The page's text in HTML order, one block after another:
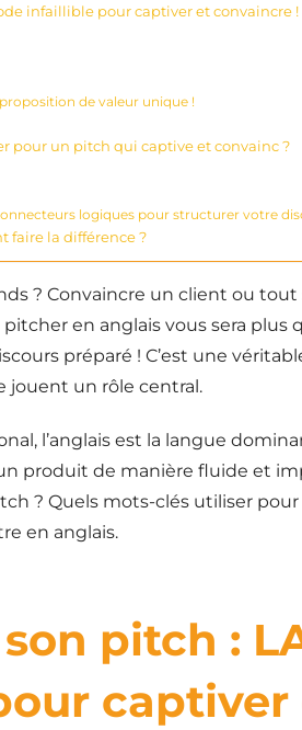
infaillible pour captiver et convaincre !
de valeur unique !
pour un pitch qui captive et convainc ?
logiques pour structurer votre
faire la différence ?
? Convaincre un client ou
en anglais vous sera
préparé ! C’est une
jouent un rôle central.
l’anglais est la langue
produit de manière fluide et
? Quels mots-clés utiliser pour
en anglais.
pitch :
captiver